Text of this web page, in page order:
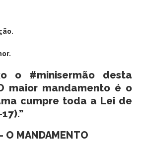
o #minisermão desta
maior mandamento é o
cumpre toda a Lei de
MANDAMENTO